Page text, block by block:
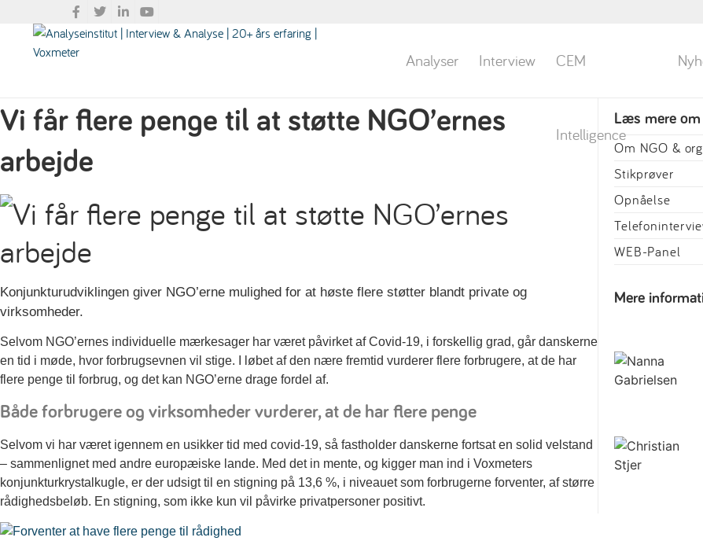
Analyser Interview CEM
Intelligence
Vi får flere penge til at støtte NGO’ernes
arbejde
Konjunkturudviklingen giver NGO’erne mulighed for at høste flere støtter blandt private og
virksomheder.
Selvom NGO’ernes individuelle mærkesager har været påvirket af Covid-19, i forskellig grad, går danskerne
en tid i møde, hvor forbrugsevnen vil stige. I løbet af den nære fremtid vurderer flere forbrugere, at de har
flere penge til forbrug, og det kan NGO’erne drage fordel af.
Både forbrugere og virksomheder vurderer, at de har flere penge
Selvom vi har været igennem en usikker tid med covid-19, så fastholder danskerne fortsat en solid velstand
– sammenlignet med andre europæiske lande. Med det in mente, og kigger man ind i Voxmeters
konjunkturkrystalkugle, er der udsigt til en stigning på 13,6 %, i niveauet som forbrugerne forventer, af større
rådighedsbeløb. En stigning, som ikke kun vil påvirke privatpersoner positivt.
Læs mere om
Om NGO &
Stikprøver
Opnåelse
WEB-Panel
Mere